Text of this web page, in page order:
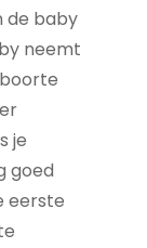
de baby
neemt
je
goed
eerste